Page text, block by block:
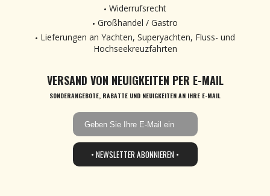
Widerrufsrecht
Großhandel / Gastro
Lieferungen an Yachten, Superyachten, Fluss- und
Hochseekreuzfahrten
VERSAND VON NEUIGKEITEN PER E-MAIL
SONDERANGEBOTE, RABATTE UND NEUIGKEITEN AN IHRE E-MAIL
• NEWSLETTER ABONNIEREN •